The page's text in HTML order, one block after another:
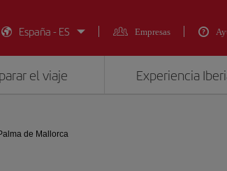
España - ES
Empresas
el viaje Experiencia
de Mallorca